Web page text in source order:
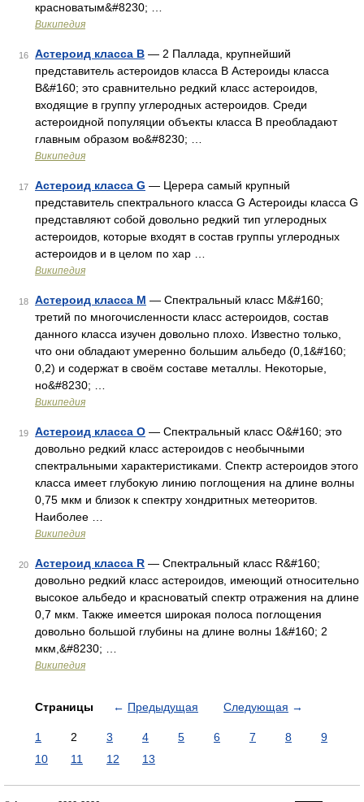
красноватым&#8230; …
Википедия
16 Астероид класса B — 2 Паллада, крупнейший
представитель астероидов класса B Астероиды класса
B&#160; это сравнительно редкий класс астероидов,
входящие в группу углеродных астероидов. Среди
астероидной популяции объекты класса B преобладают
главным образом во&#8230; …
Википедия
17 Астероид класса G — Церера самый крупный
представитель спектрального класса G Астероиды класса G
представляют собой довольно редкий тип углеродных
астероидов, которые входят в состав группы углеродных
астероидов и в целом по хар …
Википедия
18 Астероид класса M — Спектральный класс M&#160;
третий по многочисленности класс астероидов, состав
данного класса изучен довольно плохо. Известно только,
что они обладают умеренно большим альбедо (0,1&#160;
0,2) и содержат в своём составе металлы. Некоторые,
но&#8230; …
Википедия
19 Астероид класса O — Спектральный класс O&#160; это
довольно редкий класс астероидов с необычными
спектральными характеристиками. Спектр астероидов этого
класса имеет глубокую линию поглощения на длине волны
0,75 мкм и близок к спектру хондритных метеоритов.
Наиболее …
Википедия
20 Астероид класса R — Спектральный класс R&#160;
довольно редкий класс астероидов, имеющий относительно
высокое альбедо и красноватый спектр отражения на длине
0,7 мкм. Также имеется широкая полоса поглощения
довольно большой глубины на длине волны 1&#160; 2
мкм,&#8230; …
Википедия
Страницы ← Предыдущая Следующая →
1 2 3 4 5 6 7 8
9
10
11 12 13